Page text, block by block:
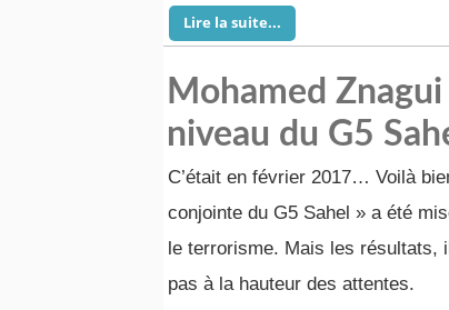
Lire la suite...
Mohamed
niveau du G5
C’était en février 2017… Voilà
conjointe du G5 Sahel » a été
le terrorisme. Mais les résultats,
pas à la hauteur des attentes.